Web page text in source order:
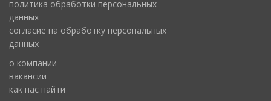
политика обработки персональных
данных
cогласие на обработку персональных
данных
о компании
вакансии
как нас найти